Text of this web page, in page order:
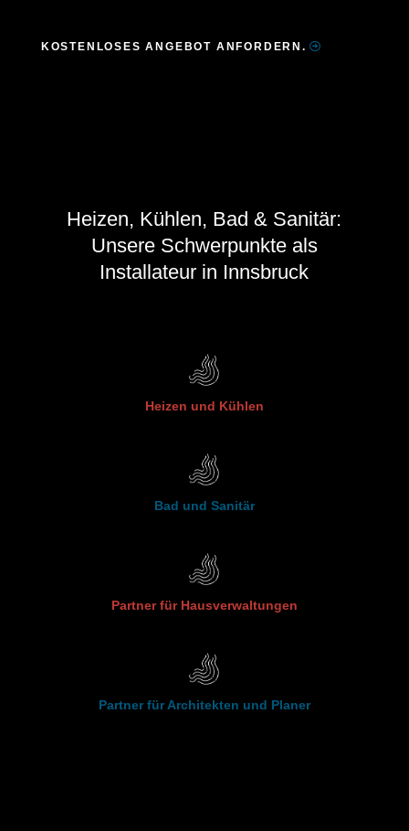
KOSTENLOSES ANGEBOT ANFORDERN.
Heizen, Kühlen, Bad & Sanitär:
Unsere Schwerpunkte als
Installateur in Innsbruck
Heizen und Kühlen
Bad und Sanitär
Partner für Hausverwaltungen
Partner für Architekten und Planer